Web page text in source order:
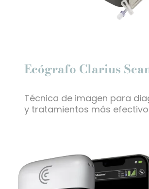
Ecógrafo Clarius
Técnica de imagen para
y tratamientos más